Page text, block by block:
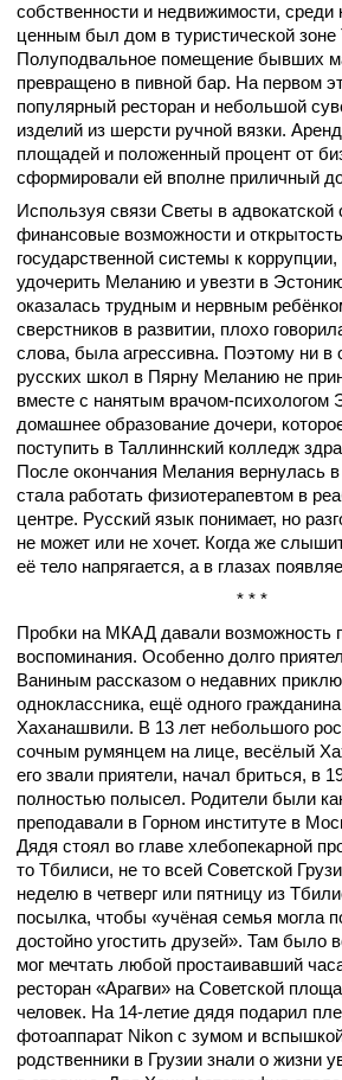
собственности и недвижимости,
ценным был дом в туристической зоне
Полуподвальное помещение бывших
превращено в пивной бар. На первом
популярный ресторан и небольшой
изделий из шерсти ручной вязки.
площадей и положенный процент от
сформировали ей вполне приличный
Используя связи Светы в адвокатской
финансовые возможности и
государственной системы к
удочерить Меланию и увезти в
оказалась трудным и нервным
сверстников в развитии, плохо
слова, была агрессивна. Поэтому ни в
русских школ в Пярну Меланию не
вместе с нанятым врачом-психологом
домашнее образование дочери,
поступить в Таллиннский колледж
После окончания Мелания вернулась
стала работать физиотерапевтом в
центре. Русский язык понимает, но
не может или не хочет. Когда же
её тело напрягается, а в глазах
* * *
Пробки на МКАД давали возможность
воспоминания. Особенно долго
Ваниным рассказом о недавних
одноклассника, ещё одного
Хаханашвили. В 13 лет небольшого
сочным румянцем на лице, весёлый
его звали приятели, начал бриться, в
полностью полысел. Родители были
преподавали в Горном институте в
Дядя стоял во главе хлебопекарной
то Тбилиси, не то всей Советской
неделю в четверг или пятницу из
посылка, чтобы «учёная семья могла
достойно угостить друзей». Там было
мог мечтать любой простаивавший
ресторан «Арагви» на Советской
человек. На 14-летие дядя подарил
фотоаппарат Nikon с зумом и
родственники в Грузии знали о жизни